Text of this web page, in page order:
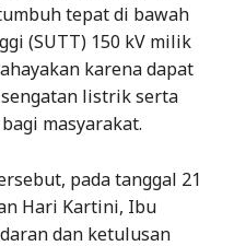
tepat di bawah
(SUTT) 150 kV milik
karena dapat
listrik serta
masyarakat.
pada tanggal 21
Hari Kartini, Ibu
dan ketulusan